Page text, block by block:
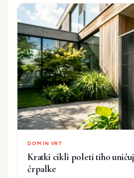
DOM IN VRT
Kratki cikli poleti tiho
črpalke